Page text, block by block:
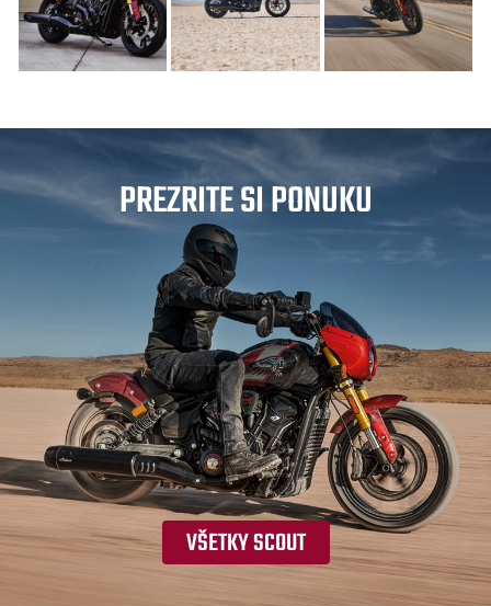
PREZRITE SI PONUKU
VŠETKY SCOUT